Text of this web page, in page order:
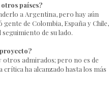
países?
a Argentina, pero hay aún
de Colombia, España y Chile,
de su lado.
otros admirados; pero no es de
ha alcanzado hasta los más